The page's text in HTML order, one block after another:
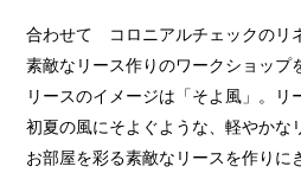
合わせて コロニアルチェックのリ
素敵なリース作りのワークショップ
リースのイメージは「そよ風」。リ
初夏の風にそよぐような、軽やかな
お部屋を彩る素敵なリースを作りに